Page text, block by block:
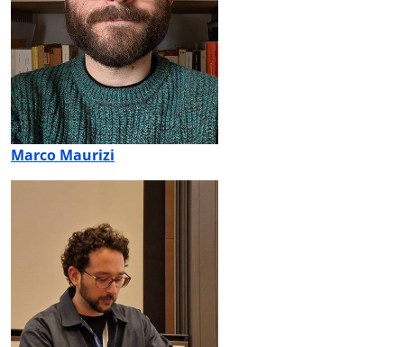
Marco Maurizi